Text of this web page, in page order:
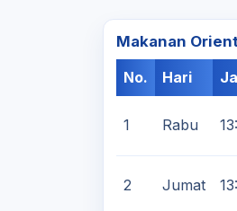
Makanan
No.
Hari
1 Rabu
2 Jumat